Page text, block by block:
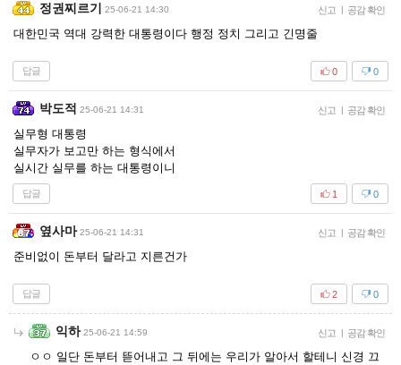
정권찌르기 25-06-21 14:30 신고 | 공감 확인
대한민국 역대 강력한 대통령이다 행정 정치 그리고 긴명줄
답글 0
0
박도적 25-06-21 14:31 신고 | 공감 확인
실무형 대통령
실무자가 보고만 하는 형식에서
실시간 실무를 하는 대통령이니
답글 0
1
옆사마 25-06-21 14:31 신고 | 공감 확인
준비없이 돈부터 달라고 지른건가
답글 0
2
익하 25-06-21 14:59 신고 | 공감 확인
ㅇㅇ 일단 돈부터 뜯어내고 그 뒤에는 우리가 알아서 할테니 신경 끄